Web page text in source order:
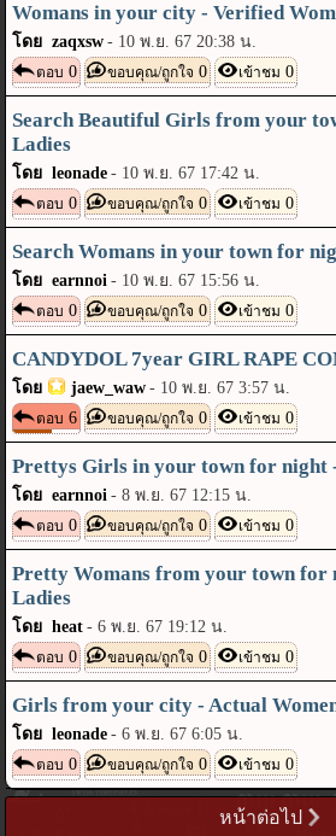
Womans in your city - Verified
โดย zaqxsw - 10 พ.ย. 67 20:38 น.
ตอบ 0 ขอบคุณ/ถูกใจ 0 เข้าชม 0
Search Beautiful Girls from your
Ladies
โดย leonade - 10 พ.ย. 67 17:42 น.
ตอบ 0 ขอบคุณ/ถูกใจ 0 เข้าชม 0
Search Womans in your town for
โดย earnnoi - 10 พ.ย. 67 15:56 น.
ตอบ 0 ขอบคุณ/ถูกใจ 0 เข้าชม 0
CANDYDOL 7year GIRL RAPE
โดย jaew_waw - 10 พ.ย. 67 3:57 น.
ตอบ 6 ขอบคุณ/ถูกใจ 0 เข้าชม 0
Prettys Girls in your town for night
โดย earnnoi -8 พ.ย. 67 12:15 น.
ตอบ 0 ขอบคุณ/ถูกใจ 0 เข้าชม 0
Pretty Womans from your town for
Ladies
โดย heat -6 พ.ย. 67 19:12 น.
ตอบ 0 ขอบคุณ/ถูกใจ 0 เข้าชม 0
Girls from your city - Actual
โดย leonade -6 พ.ย. 67 6:05 น.
ตอบ 0 ขอบคุณ/ถูกใจ 0 เข้าชม 0
หน้าต่อไป